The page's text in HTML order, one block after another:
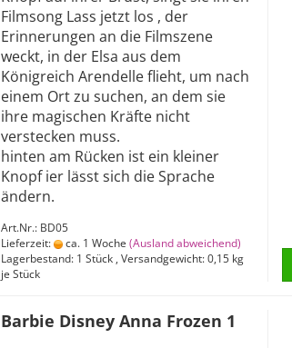
Filmsong Lass jetzt los , der
Erinnerungen an die Filmszene
weckt, in der Elsa aus dem
Königreich Arendelle flieht, um nach
einem Ort zu suchen, an dem sie
ihre magischen Kräfte nicht
verstecken muss.
hinten am Rücken ist ein kleiner
Knopf ier lässt sich die Sprache
ändern.
Art.Nr.: BD05
Lieferzeit:
ca. 1 Woche (Ausland abweichend)
Lagerbestand: 1 Stück , Versandgewicht:0,15 kg
je Stück
Barbie Disney Anna Frozen 1